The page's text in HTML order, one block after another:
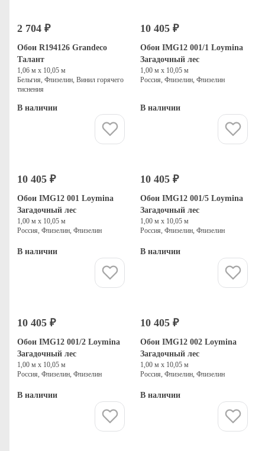
2 704 ₽
Обои R194126 Grandeco
Талант
1,06 м х 10,05 м
Бельгия, Флизелин, Винил горячего
тиснения
В наличии
10 405 ₽
Обои IMG12 001/1 Loymina
Загадочный лес
1,00 м х 10,05 м
Россия, Флизелин, Флизелин
В наличии
10 405 ₽
Обои IMG12 001 Loymina
Загадочный лес
1,00 м х 10,05 м
Россия, Флизелин, Флизелин
В наличии
10 405 ₽
Обои IMG12 001/5 Loymina
Загадочный лес
1,00 м х 10,05 м
Россия, Флизелин, Флизелин
В наличии
10 405 ₽
Обои IMG12 001/2 Loymina
Загадочный лес
1,00 м х 10,05 м
Россия, Флизелин, Флизелин
В наличии
10 405 ₽
Обои IMG12 002 Loymina
Загадочный лес
1,00 м х 10,05 м
Россия, Флизелин, Флизелин
В наличии